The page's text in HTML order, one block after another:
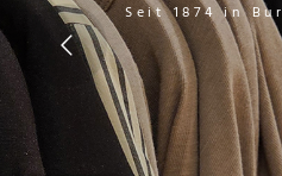
Seit 1874 in